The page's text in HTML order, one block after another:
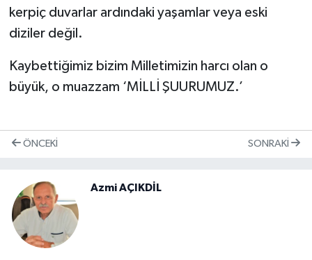
kerpiç duvarlar ardındaki yaşamlar veya eski
diziler değil.
Kaybettiğimiz bizim Milletimizin harcı olan o
büyük, o muazzam ‘MİLLİ ŞUURUMUZ.’
ÖNCEKI SONRAKI
Azmi AÇIKDİL